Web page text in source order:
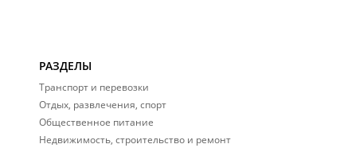
РАЗДЕЛЫ
Транспорт и перевозки
Отдых, развлечения, спорт
Общественное питание
Недвижимость, строительство и ремонт